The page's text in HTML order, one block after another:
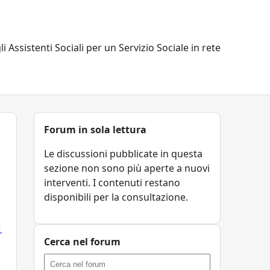
Assistenti Sociali per un Servizio Sociale in rete
Forum in sola lettura
Le discussioni pubblicate in questa
sezione non sono più aperte a nuovi
interventi. I contenuti restano
disponibili per la consultazione.
Cerca nel forum